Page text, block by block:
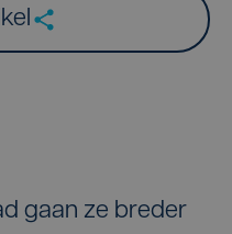
gaan ze breder